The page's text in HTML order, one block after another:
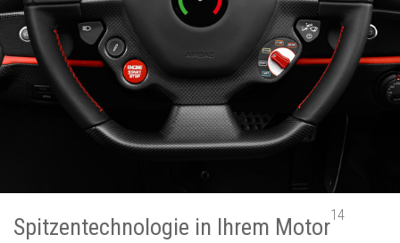
Spitzentechnologie in Ihrem Motor14